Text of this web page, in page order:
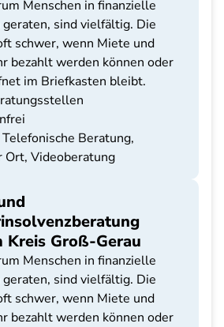
Menschen in finanzielle
sind vielfältig. Die
schwer, wenn Miete und
bezahlt werden können oder
im Briefkasten bleibt.
Beratung,
Ort, Videoberatung
Kreis Groß-Gerau
Menschen in finanzielle
sind vielfältig. Die
schwer, wenn Miete und
bezahlt werden können oder